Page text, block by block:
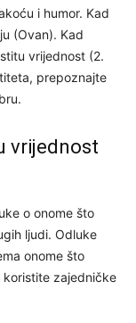
i humor. Kad
(Ovan). Kad
vrijednost (2.
prepoznajte
vrijednost
o onome što
ljudi. Odluke
onome što
koristite zajedničke